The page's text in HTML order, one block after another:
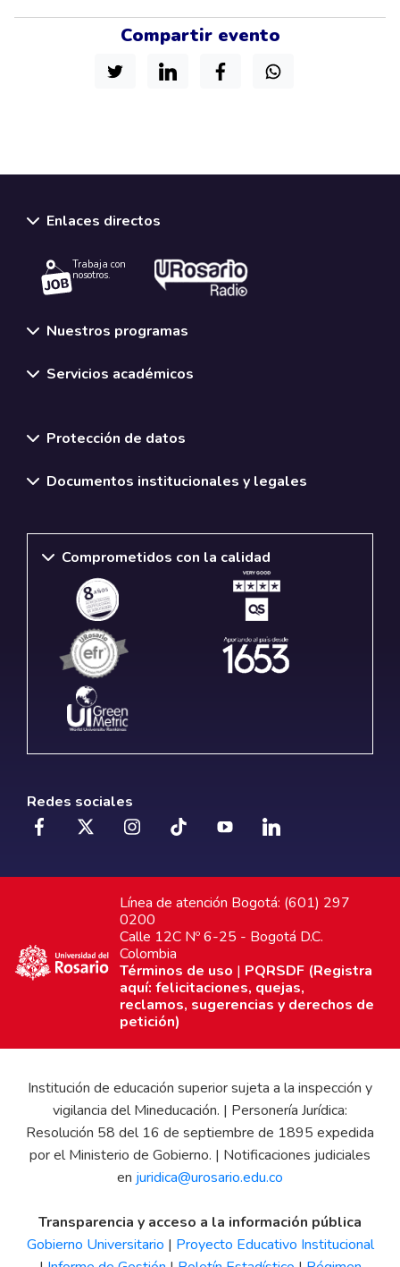
Compartir evento
Enlaces directos
Trabaja con
nosotros.
Nuestros programas
Servicios académicos
Protección de datos
Documentos institucionales y legales
Comprometidos con la calidad
Redes sociales
Línea de atención Bogotá: (601) 297
0200
Calle 12C Nº 6-25 - Bogotá D.C.
Colombia
Términos de uso | PQRSDF (Registra
aquí: felicitaciones, quejas,
reclamos, sugerencias y derechos de
petición)
Institución de educación superior sujeta a la inspección y
vigilancia del Mineducación. | Personería Jurídica:
Resolución 58 del 16 de septiembre de 1895 expedida
por el Ministerio de Gobierno. | Notificaciones judiciales
en juridica@urosario.edu.co
Transparencia y acceso a la información pública
Gobierno Universitario | Proyecto Educativo Institucional